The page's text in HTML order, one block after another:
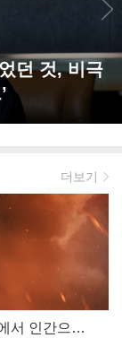
던 것, 비극
더보기
오디세이- IMAX로 부활한 고대 서사, 영웅에서 인간으로의 귀환 (오락성 9 | 작품성 9)